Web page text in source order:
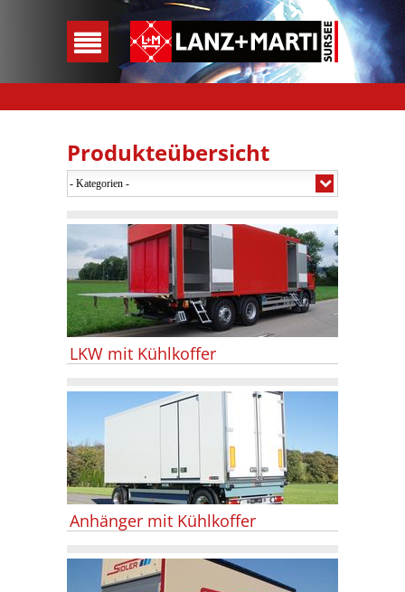
Produkteübersicht
LKW mit Kühlkoffer
Anhänger mit Kühlkoffer